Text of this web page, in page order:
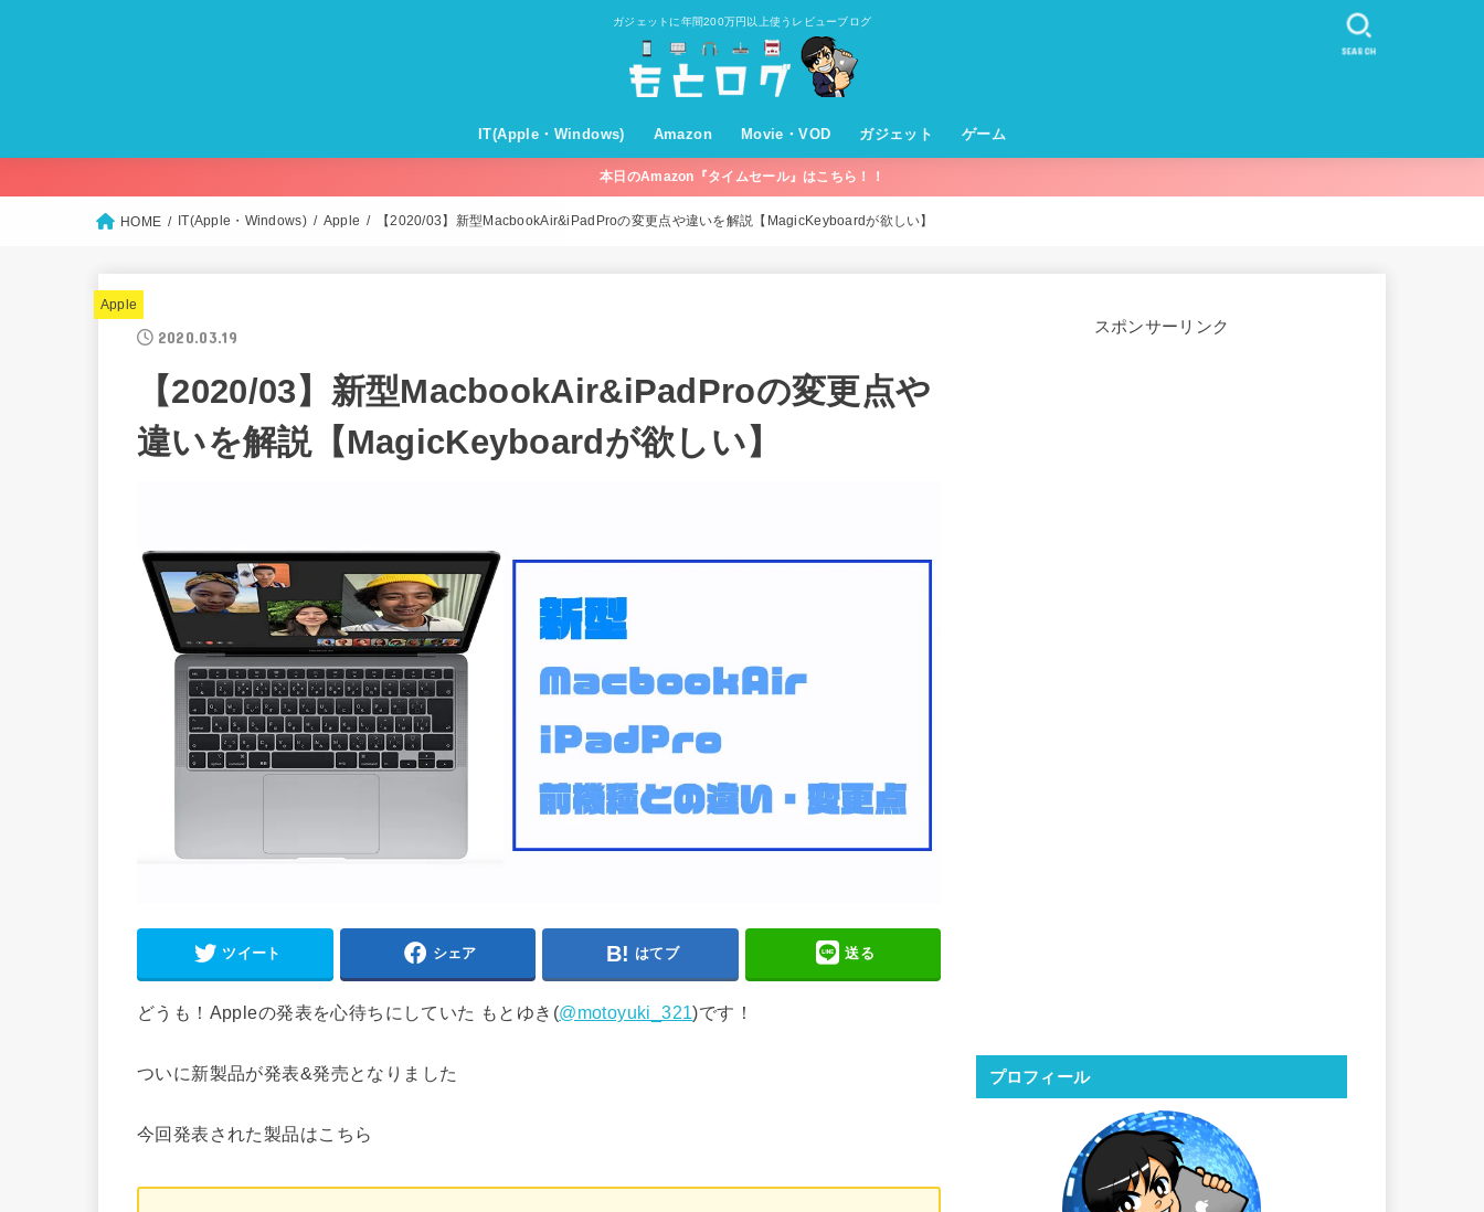
ガジェットに年間200万円以上使うレビューブログ
IT(Apple・Windows)
iPhone・iPad・iOS
モバイル回線・通信機器
Amazon
プライム会員
プライムビデオ
ミュージック
オーディブル
キンドル
Amazonパントリー
セールやキャンペーン
買ってよかったものまとめ
Movie・VOD
Movie
VOD
ガジェット
モバイルバッテリー
充電器
ケーブル
オーディオ(スピーカー・イヤホ
ン)
ホームシアター
VODデバイス
WiFi
パソコン関係
家電
その他
ゲーム
SEARCH
本日のAmazon『タイムセール』はこちら！！
HOME IT(Apple・Windows) Apple 【2020/03】新型MacbookAir&iPadProの変更点や違いを解説【MagicKeyboardが欲しい】
Apple
2020.03.19
【2020/03】新型MacbookAir&iPadProの変更点や
違いを解説【MagicKeyboardが欲しい】
ツイート シェア はてブ 送る
どうも！Appleの発表を心待ちにしていた もとゆき(@motoyuki_321)です！
ついに新製品が発表&発売となりました
今回発表された製品はこちら
スポンサーリンク
プロフィール